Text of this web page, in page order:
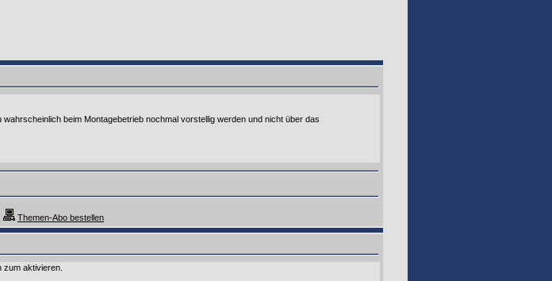
beim Montagebetrieb nochmal vorstellig werden und nicht über das
Themen-Abo bestellen
aktivieren.